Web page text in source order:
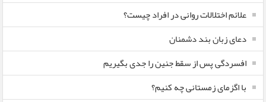
علائم اختلالات روانی در افراد چیست؟
دعای زبان بند دشمنان
افسردگی پس از سقط جنین را جدی بگیریم
با اگزمای زمستانی چه کنیم؟